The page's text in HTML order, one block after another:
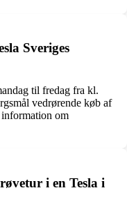
Sveriges
til fredag fra kl.
vedrørende køb af
om
i en Tesla i